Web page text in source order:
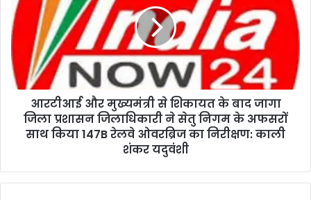
आरटीआई और मुख्यमंत्री से शिकायत के बाद जागा
जिला प्रशासन जिलाधिकारी ने सेतु निगम के अफसरों
साथ किया 147B रेलवे ओवरब्रिज का निरीक्षण: काली
शंकर यदुवंशी